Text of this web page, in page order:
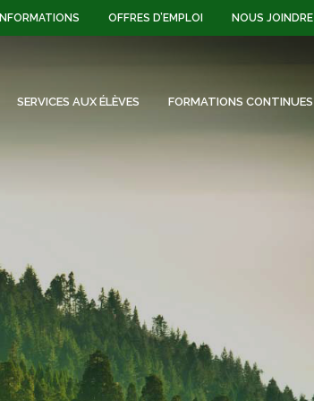
INFORMATIONS OFFRES D’EMPLOI NOUS JOINDRE
SERVICES AUX ÉLÈVES FORMATIONS CONTINUES